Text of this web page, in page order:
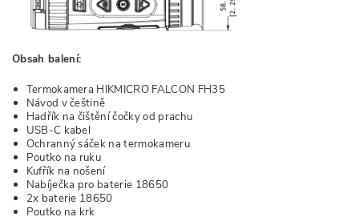
Obsah balení:
Termokamera HIKMICRO FALCON FH35
Návod v češtině
Hadřík na čištění čočky od prachu
USB-C kabel
Ochranný sáček na termokameru
Poutko na ruku
Kufřík na nošení
Nabíječka pro baterie 18650
2x baterie 18650
Poutko na krk